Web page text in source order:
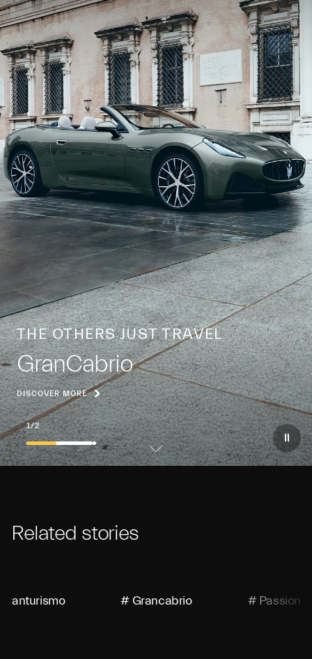
THE OTHERS JUST TRAVEL
GranCabrio
DISCOVER MORE
1/2
Related stories
# Grancabrio # Passion